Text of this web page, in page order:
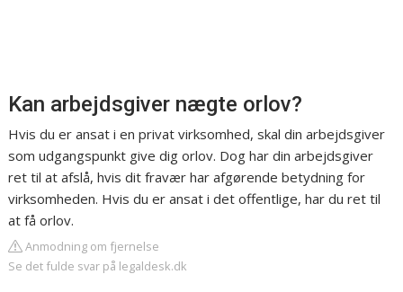
Kan arbejdsgiver nægte orlov?
Hvis du er ansat i en privat virksomhed, skal din arbejdsgiver
som udgangspunkt give dig orlov. Dog har din arbejdsgiver
ret til at afslå, hvis dit fravær har afgørende betydning for
virksomheden. Hvis du er ansat i det offentlige, har du ret til
at få orlov.
Anmodning om fjernelse
Se det fulde svar på legaldesk.dk